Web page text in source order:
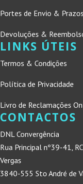
Portes de Envio &
Devoluções &
LINKS ÚTEIS
Termos & Condições
Política de Privacidade
Livro de Reclamações
CONTACTOS
DNL Convergência
Rua Principal nº39-41,
Vergas
3840-555 Sto André de